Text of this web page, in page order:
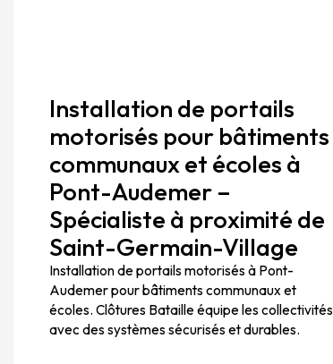
Installation de portails
motorisés pour bâtiments
communaux et écoles à
Pont-Audemer –
Spécialiste à proximité de
Saint-Germain-Village
Installation de portails motorisés à Pont-
Audemer pour bâtiments communaux et
écoles. Clôtures Bataille équipe les collectivités
avec des systèmes sécurisés et durables.